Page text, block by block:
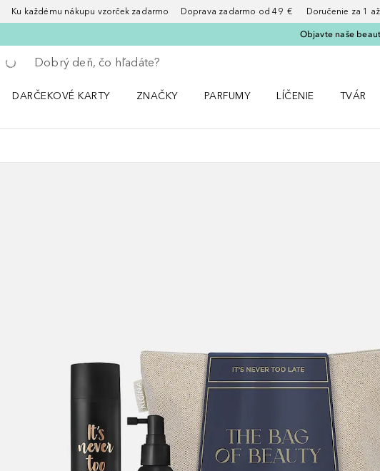
Ku každému nákupu vzorček zadarmo Doprava zadarmo od 49 € Doručenie za 1 až
Objavte naše
Choď späť
Vykonajte vyhľadávanie
DARČEKOVÉ KARTY
ZNAČKY
PARFUMY
LÍČENIE
TVÁR